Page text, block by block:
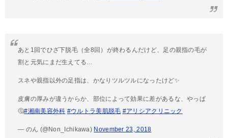
あと1回でひざ下脱毛（全8回）が終わるんだけど、足の親指の毛が
割と元気にまだ生えてる…
スネや親指以外の足指は、かなりツルツルになったけど✨
皮膚の厚みが違うからか、部位によって効果に差があるな、やっぱ
🤔#湘南美容外科 #ウルトラ美肌脱毛 #アリシアクリニック
— のん (@Non_Ichikawa) November 23, 2018